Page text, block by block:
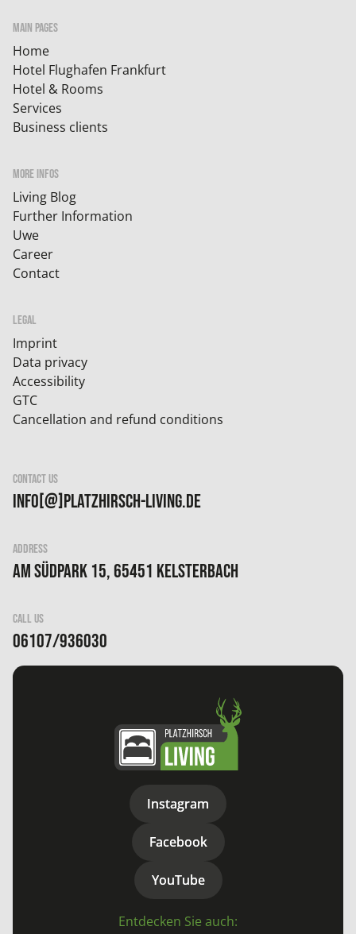
MAIN PAGES
Home
Hotel Flughafen Frankfurt
Hotel & Rooms
Services
Business clients
MORE INFOS
Living Blog
Further Information
Uwe
Career
Contact
LEGAL
Imprint
Data privacy
Accessibility
GTC
Cancellation and refund conditions
CONTACT US
info[@]platzhirsch-living.de
ADDRESS
Am Südpark 15, 65451 Kelsterbach
CALL US
06107/936030
Instagram
Instagram
Facebook
Facebook
YouTube
YouTube
Entdecken Sie auch: